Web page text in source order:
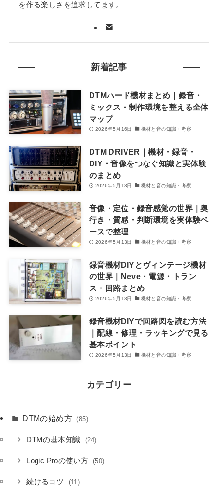
を作る楽しさを追求してます。
新着記事
DTMハード機材まとめ｜録音・
ミックス・制作環境を整える全体
マップ
2026年5月16日 機材と音の知識・考察
DTM DRIVER｜機材・録音・
DIY・音像をつなぐ知識と実体験
のまとめ
2026年5月13日 機材と音の知識・考察
音像・定位・録音感覚の世界｜奥
行き・質感・判断環境を実体験ベ
ースで整理
2026年5月13日 機材と音の知識・考察
録音機材DIYとヴィンテージ機材
の世界｜Neve・電源・トラン
ス・回路まとめ
2026年5月13日 機材と音の知識・考察
録音機材DIYで回路図を読む方法
｜配線・修理・ラッキングで見る
基本ポイント
2026年5月13日 機材と音の知識・考察
カテゴリー
DTMの始め方 (85)
DTMの基本知識 (24)
Logic Proの使い方 (50)
続けるコツ (11)